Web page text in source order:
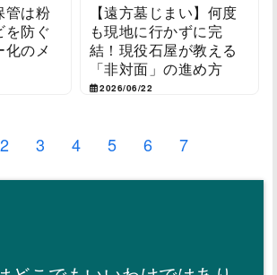
管は粉
を防ぐ
のメ
【遠方墓じまい】何度
も現地に行かずに完
結！現役石屋が教える
「非対面」の進め方
2026/06/22
2 3 4 5 6 7